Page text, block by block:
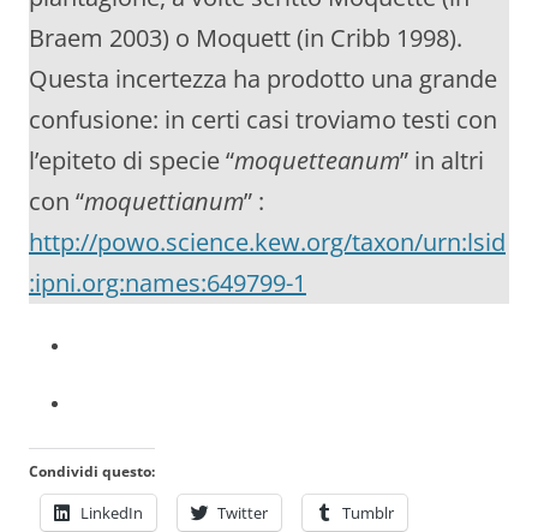
Braem 2003) o Moquett (in Cribb 1998).
Questa incertezza ha prodotto una grande
confusione: in certi casi troviamo testi con
l’epiteto di specie “moquetteanum” in altri
con “moquettianum” :
http://powo.science.kew.org/taxon/urn:lsid
:ipni.org:names:649799-1
Condividi questo:
LinkedIn Twitter Tumblr